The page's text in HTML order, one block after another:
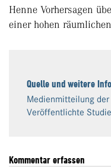
Henne Vorhersagen
einer hohen
Quelle und weitere
Medienmitteilung der
Veröffentlichte Studie
Kommentar erfassen